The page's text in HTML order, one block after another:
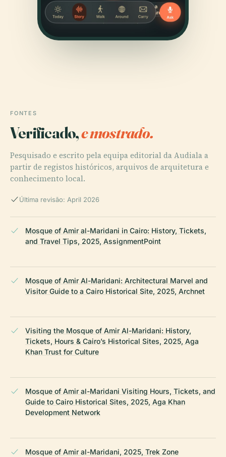
FONTES
Verificado,e mostrado.
Pesquisado e escrito pela equipa editorial da Audiala a
partir de registos históricos, arquivos de arquitetura e
conhecimento local.
Última revisão: April 2026
Mosque of Amir al-Maridani in Cairo: History, Tickets,
and Travel Tips, 2025, AssignmentPoint
Mosque of Amir Al-Maridani: Architectural Marvel and
Visitor Guide to a Cairo Historical Site, 2025, Archnet
Visiting the Mosque of Amir Al-Maridani: History,
Tickets, Hours & Cairo’s Historical Sites, 2025, Aga
Khan Trust for Culture
Mosque of Amir al-Maridani Visiting Hours, Tickets, and
Guide to Cairo Historical Sites, 2025, Aga Khan
Development Network
Mosque of Amir al-Maridani, 2025, Trek Zone